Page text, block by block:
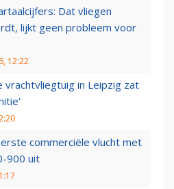
Dat vliegen
lijkt geen probleem voor
12:22
vrachtvliegtuig in Leipzig zat
commerciële vlucht met
900 uit